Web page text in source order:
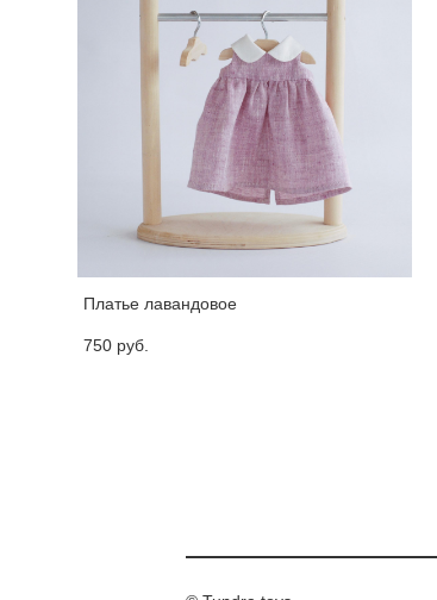
Платье лавандовое
750 pуб.